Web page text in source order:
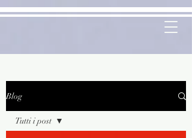
Blog
Tutti i post